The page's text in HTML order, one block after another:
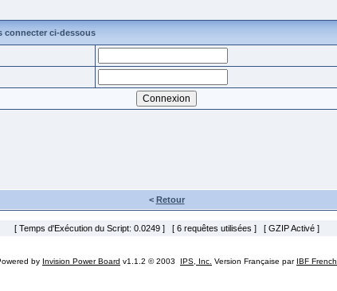
connecter ci-dessous
< Retour
[ Temps d'Exécution du Script: 0.0249 ] [ 6 requêtes utilisées ] [ GZIP Activé ]
by Invision Power Board v1.1.2 © 2003 IPS, Inc. Version Française par IBF French